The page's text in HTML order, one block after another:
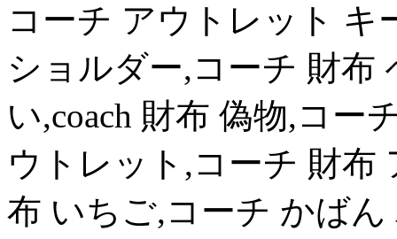
コーチ アウトレット キ
ショルダー,コーチ 財布
い,coach 財布 偽物,コー
ウトレット,コーチ 財布
布 いちご,コーチ かば